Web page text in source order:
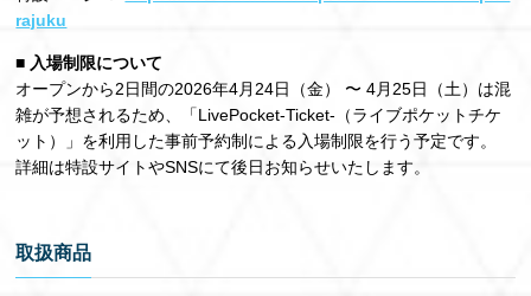
rajuku
■ 入場制限について
オープンから2日間の2026年4月24日（金） 〜 4月25日（土）は混
雑が予想されるため、「LivePocket-Ticket-（ライブポケットチケ
ット）」を利用した事前予約制による入場制限を行う予定です。
詳細は特設サイトやSNSにて後日お知らせいたします。
取扱商品